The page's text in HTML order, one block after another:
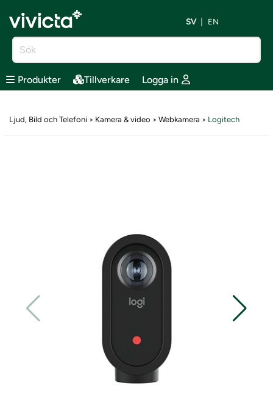
SV EN
Produkter Tillverkare Logga in
Ljud, Bild och Telefoni > Kamera & video > Webkamera > Logitech